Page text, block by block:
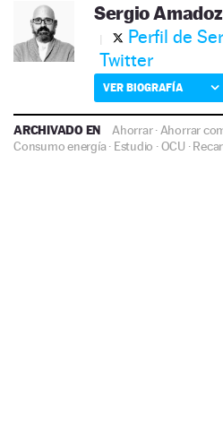
Sergio Amadoz
Perfil de
Twitter
VER BIOGRAFÍA
ARCHIVADO EN Ahorrar· Ahorrar
Consumo energía· Estudio ·OCU ·